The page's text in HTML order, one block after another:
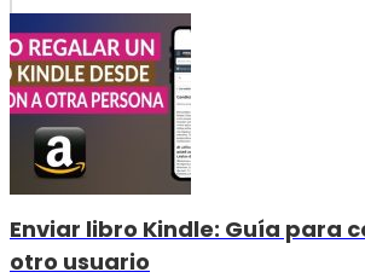
Enviar libro Kindle: Guía para
otro usuario